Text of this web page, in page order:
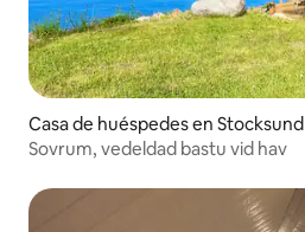
Casa de huéspedes en Stocksund
Sovrum, vedeldad bastu vid hav